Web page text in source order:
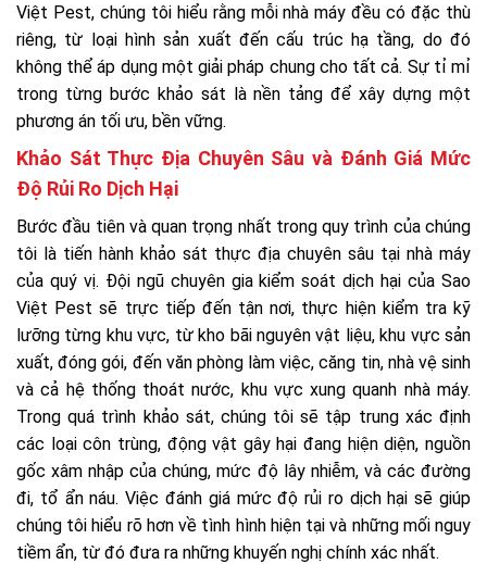
Việt Pest, chúng tôi hiểu rằng mỗi nhà máy đều có đặc thù
riêng, từ loại hình sản xuất đến cấu trúc hạ tầng, do đó
không thể áp dụng một giải pháp chung cho tất cả. Sự tỉ mỉ
trong từng bước khảo sát là nền tảng để xây dựng một
phương án tối ưu, bền vững.
Khảo Sát Thực Địa Chuyên Sâu và Đánh Giá Mức
Độ Rủi Ro Dịch Hại
Bước đầu tiên và quan trọng nhất trong quy trình của chúng
tôi là tiến hành khảo sát thực địa chuyên sâu tại nhà máy
của quý vị. Đội ngũ chuyên gia kiểm soát dịch hại của Sao
Việt Pest sẽ trực tiếp đến tận nơi, thực hiện kiểm tra kỹ
lưỡng từng khu vực, từ kho bãi nguyên vật liệu, khu vực sản
xuất, đóng gói, đến văn phòng làm việc, căng tin, nhà vệ sinh
và cả hệ thống thoát nước, khu vực xung quanh nhà máy.
Trong quá trình khảo sát, chúng tôi sẽ tập trung xác định
các loại côn trùng, động vật gây hại đang hiện diện, nguồn
gốc xâm nhập của chúng, mức độ lây nhiễm, và các đường
đi, tổ ẩn náu. Việc đánh giá mức độ rủi ro dịch hại sẽ giúp
chúng tôi hiểu rõ hơn về tình hình hiện tại và những mối nguy
tiềm ẩn, từ đó đưa ra những khuyến nghị chính xác nhất.